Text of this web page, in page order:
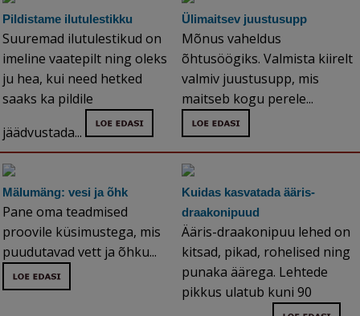
Pildistame ilutulestikku
Suuremad ilutulestikud on
imeline vaatepilt ning oleks
ju hea, kui need hetked
saaks ka pildile
jäädvustada...
Ülimaitsev juustusupp
Mõnus vaheldus
õhtusöögiks. Valmista kiirelt
valmiv juustusupp, mis
maitseb kogu perele...
Mälumäng: vesi ja õhk
Pane oma teadmised
proovile küsimustega, mis
puudutavad vett ja õhku...
Kuidas kasvatada ääris-
draakonipuud
Ääris-draakonipuu lehed on
kitsad, pikad, rohelised ning
punaka äärega. Lehtede
pikkus ulatub kuni 90